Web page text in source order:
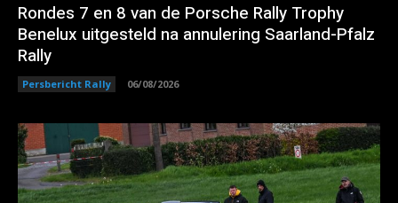
Rondes 7 en 8 van de Porsche Rally Trophy
Benelux uitgesteld na annulering Saarland-Pfalz
Rally
Persbericht Rally 06/08/2026